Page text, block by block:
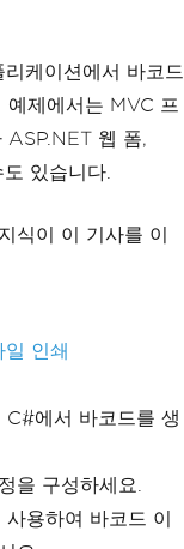
케이션에서 바코드
예제에서는 MVC 프
ASP.NET 웹 폼,
있습니다.
식이 이 기사를 이
인쇄
C#에서 바코드를 생
을 구성하세요.
용하여 바코드 이